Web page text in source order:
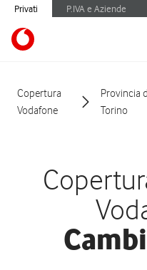
Privati P.IVA e Aziende
Copertura
Vodafone
Provincia
Torino